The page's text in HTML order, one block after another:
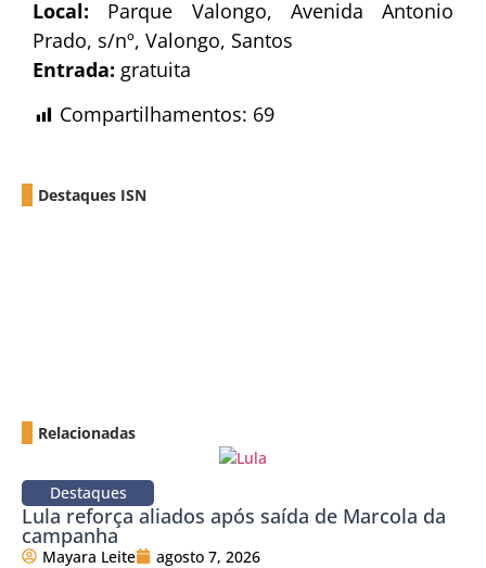
Local: Parque Valongo, Avenida Antonio
Prado, s/nº, Valongo, Santos
Entrada: gratuita
Compartilhamentos: 69
Destaques ISN
Relacionadas
Destaques
Lula reforça aliados após saída de Marcola da
campanha
Mayara Leite agosto 7, 2026